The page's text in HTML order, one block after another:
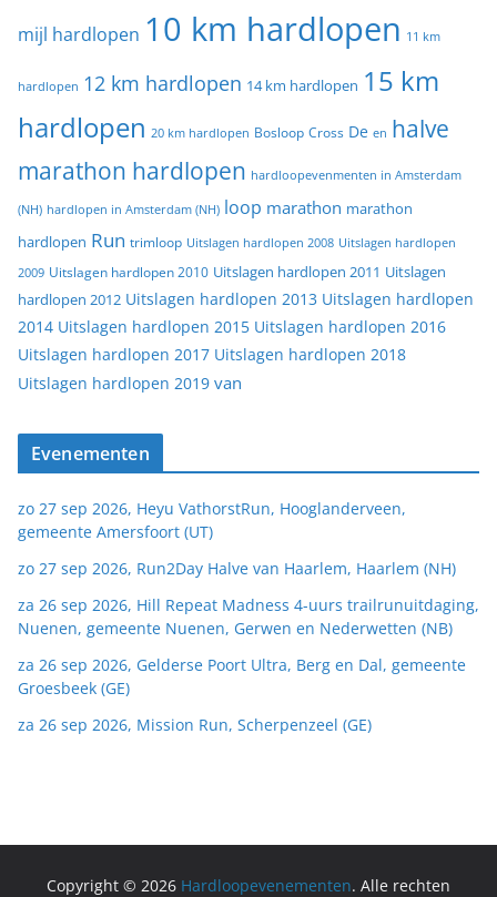
mijl hardlopen 10 km hardlopen 11 km
hardlopen 12 km hardlopen 14 km hardlopen 15 km
hardlopen 20 km hardlopen Bosloop Cross De en halve
marathon hardlopen hardloopevenmenten in Amsterdam
(NH) hardlopen in Amsterdam (NH) loop marathon marathon
hardlopen Run trimloop Uitslagen hardlopen 2008 Uitslagen hardlopen
2009 Uitslagen hardlopen 2010 Uitslagen hardlopen 2011 Uitslagen
hardlopen 2012 Uitslagen hardlopen 2013 Uitslagen hardlopen
2014 Uitslagen hardlopen 2015 Uitslagen hardlopen 2016
Uitslagen hardlopen 2017 Uitslagen hardlopen 2018
Uitslagen hardlopen 2019 van
Evenementen
zo 27 sep 2026, Heyu VathorstRun, Hooglanderveen,
gemeente Amersfoort (UT)
zo 27 sep 2026, Run2Day Halve van Haarlem, Haarlem (NH)
za 26 sep 2026, Hill Repeat Madness 4-uurs trailrunuitdaging,
Nuenen, gemeente Nuenen, Gerwen en Nederwetten (NB)
za 26 sep 2026, Gelderse Poort Ultra, Berg en Dal, gemeente
Groesbeek (GE)
za 26 sep 2026, Mission Run, Scherpenzeel (GE)
Copyright © 2026 Hardloopevenementen. Alle rechten